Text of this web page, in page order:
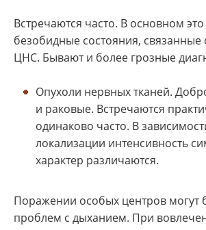
Встречаются часто. В основном
безобидные состояния, связанные
ЦНС. Бывают и более грозные
Опухоли нервных тканей.
и раковые. Встречаются
одинаково часто. В
локализации интенсивность
характер различаются.
Поражении особых центров могут
проблем с дыханием. При